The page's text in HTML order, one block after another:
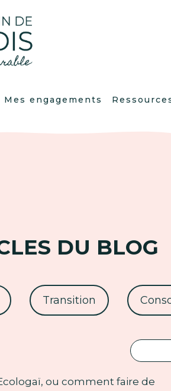
Mes engagements
DU BLOG
Transition
ou comment faire de